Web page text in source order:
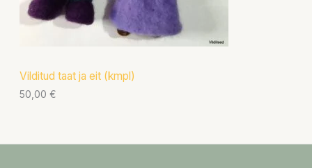
Vilditud taat ja eit (kmpl)
50,00 €